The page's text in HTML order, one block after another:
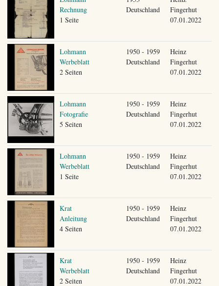
Rechnung
1 Seite
Deutschland
Fingerhut
07.01.2022
Lohmann
Werbeblatt
2 Seiten
1950 - 1959
Deutschland
Heinz
Fingerhut
07.01.2022
Lohmann
Fotografie
5 Seiten
1950 - 1959
Deutschland
Heinz
Fingerhut
07.01.2022
Lohmann
Werbeblatt
1 Seite
1950 - 1959
Deutschland
Heinz
Fingerhut
07.01.2022
Krat
Anleitung
4 Seiten
1950 - 1959
Deutschland
Heinz
Fingerhut
07.01.2022
Krat
Werbeblatt
2 Seiten
1950 - 1959
Deutschland
Heinz
Fingerhut
07.01.2022